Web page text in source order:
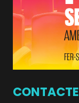
CONTACTE